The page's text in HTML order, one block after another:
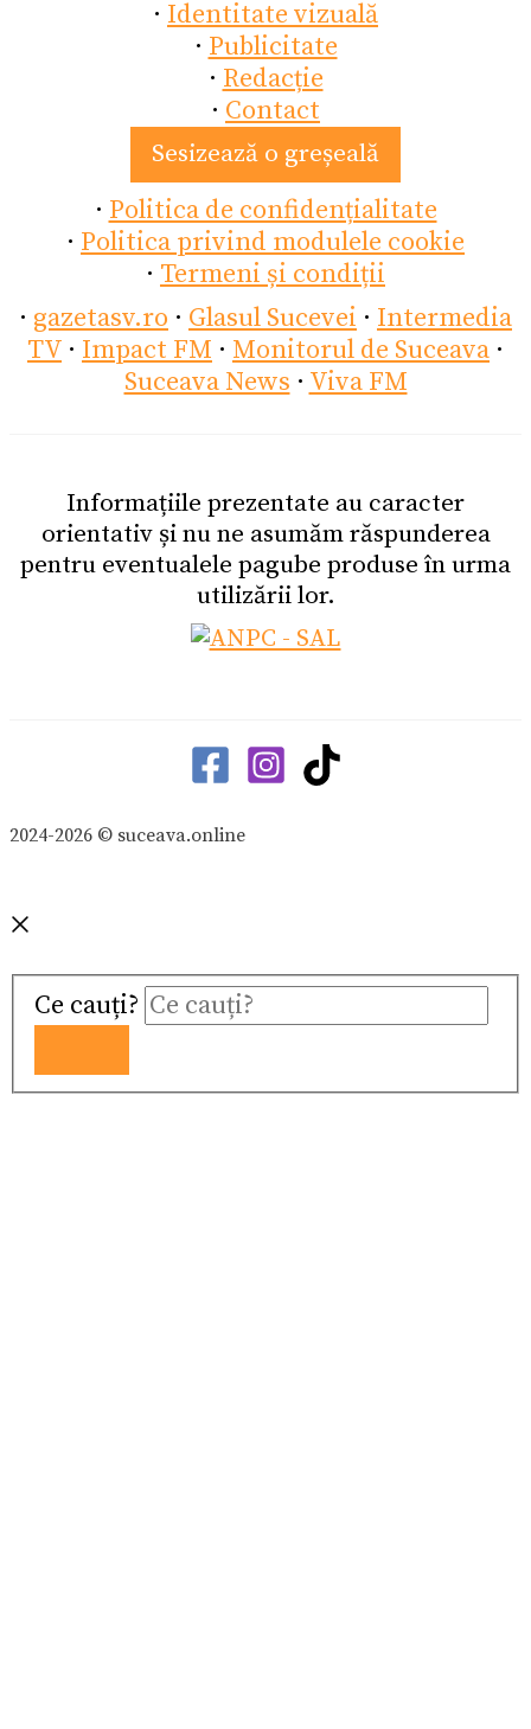
· Identitate vizuală
· Publicitate
· Redacție
· Contact
Sesizează o greșeală
· Politica de confidențialitate
· Politica privind modulele cookie
· Termeni și condiții
· gazetasv.ro · Glasul Sucevei · Intermedia
TV · Impact FM · Monitorul de Suceava ·
Suceava News · Viva FM
Informațiile prezentate au caracter
orientativ și nu ne asumăm răspunderea
pentru eventualele pagube produse în urma
utilizării lor.
2024-2026 © suceava.online
Ce cauți?